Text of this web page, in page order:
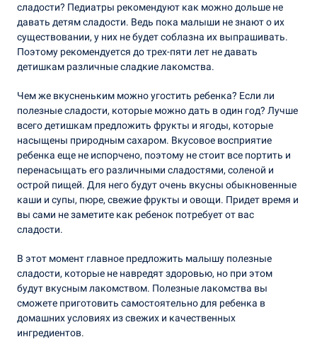
сладости? Педиатры рекомендуют как можно дольше не
давать детям сладости. Ведь пока малыши не знают о их
существовании, у них не будет соблазна их выпрашивать.
Поэтому рекомендуется до трех-пяти лет не давать
детишкам различные сладкие лакомства.
Чем же вкусненьким можно угостить ребенка? Если ли
полезные сладости, которые можно дать в один год? Лучше
всего детишкам предложить фрукты и ягоды, которые
насыщены природным сахаром. Вкусовое восприятие
ребенка еще не испорчено, поэтому не стоит все портить и
перенасыщать его различными сладостями, соленой и
острой пищей. Для него будут очень вкусны обыкновенные
каши и супы, пюре, свежие фрукты и овощи. Придет время и
вы сами не заметите как ребенок потребует от вас
сладости.
В этот момент главное предложить малышу полезные
сладости, которые не навредят здоровью, но при этом
будут вкусным лакомством. Полезные лакомства вы
сможете приготовить самостоятельно для ребенка в
домашних условиях из свежих и качественных
ингредиентов.